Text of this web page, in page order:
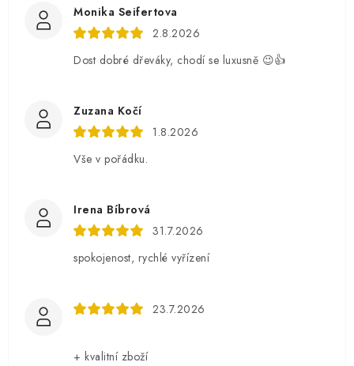
Monika Seifertova
2.8.2026
Dost dobré dřeváky, chodí se luxusně 😉👍
Zuzana Kočí
1.8.2026
Vše v pořádku.
Irena Bíbrová
31.7.2026
spokojenost, rychlé vyřízení
23.7.2026
+ kvalitní zboží